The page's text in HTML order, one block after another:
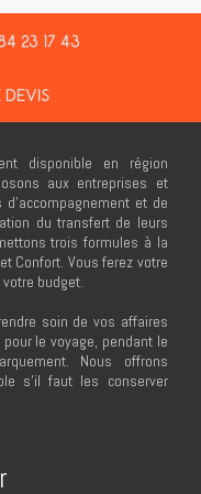
23 17 43
disponible en région
aux entreprises et
et de
du transfert de leurs
trois formules à la
Confort. Vous ferez votre
budget.
soin de vos affaires
le voyage, pendant le
Nous offrons
s’il faut les conserver